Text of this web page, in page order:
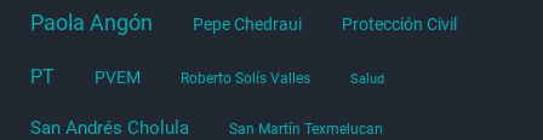
Paola Angón Pepe Chedraui Protección Civil
PT PVEM Roberto Solís Valles Salud
San Andrés Cholula San Martín Texmelucan